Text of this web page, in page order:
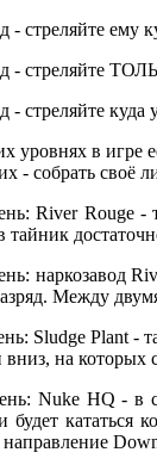
- стреляйте ему
- стреляйте
- стреляйте
уровнях в игре
- собрать
River Rouge -
тайник
наркозавод
Между
Sludge Plant -
вниз, на которых
Nuke HQ - в
будет кататься